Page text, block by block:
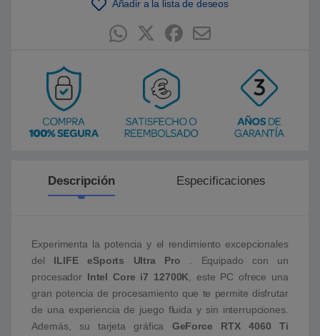
Añadir a la lista de deseos
Descripción Especificaciones
Experimenta la potencia y el rendimiento excepcionales
del ILIFE eSports Ultra Pro . Equipado con un
procesador Intel Core i7 12700K, este PC ofrece una
gran potencia de procesamiento que te permite disfrutar
de una experiencia de juego fluida y sin interrupciones.
Además, su tarjeta gráfica GeForce RTX 4060 Ti